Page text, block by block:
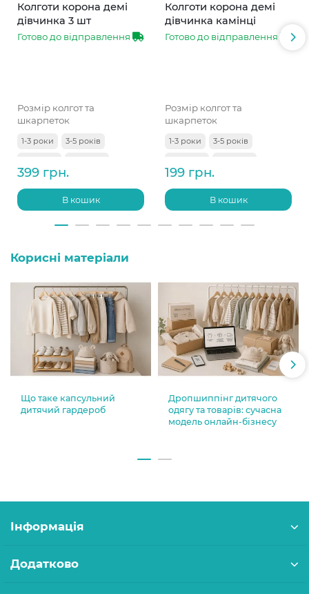
Колготи корона демі
дівчинка 3 шт
Готово до відправлення
Розмір колгот та
шкарпеток
1-3 роки
3-5 років
9-11 років
399 грн.
В кошик
Колготи корона демі
дівчинка камінці
Готово до відправлення
Розмір колгот та
шкарпеток
1-3 роки
3-5 років
199 грн.
В кошик
Корисні матеріали
Що таке капсульний
дитячий гардероб
Дропшиппінг дитячого
одягу та товарів: сучасна
модель онлайн-бізнесу
Інформація
Додатково